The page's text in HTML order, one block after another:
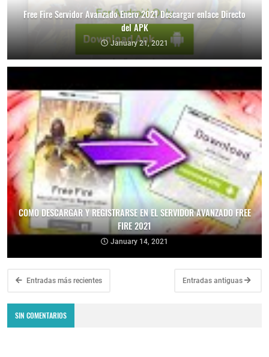
Free Fire Servidor Avanzado Enero 2021 Descargar enlace Directo
del APK
January 21, 2021
COMO DESCARGAR Y REGISTRARSE EN EL SERVIDOR AVANZADO FREE
FIRE 2021
January 14, 2021
Entradas más recientes Entradas antiguas
SIN COMENTARIOS